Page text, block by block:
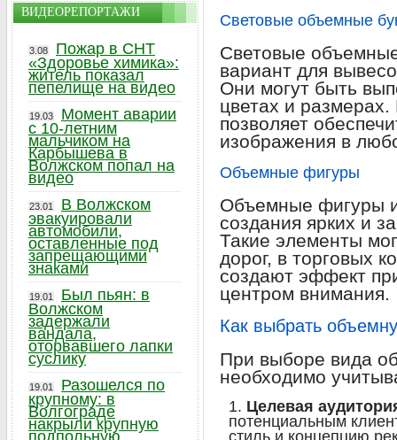
Световые объемные
Световые
вариант для
Они могут быть
цветах и
позволяет
изображения в
Объемные фигуры
Объемные фигуры
создания ярких и
Такие элементы
дорог, в торговых
создают эффект
центром внимания.
Как выбрать
При выборе вида
необходимо
Целевая
потенциальным
стиль и концепцию
ВИДЕОРЕПОРТАЖИ
3.08
Пожар в СНТ
«Здоровье химика»:
житель показал
пепелище на видео
19.03
Момент аварии
с 10-летним
мальчиком на
Карбышева в
Волжском попал на
видео
23.01
В Волжском
эвакуировали
автомобили,
оставленные под
запрещающими
знаками
19.01
Был пьян: в
Волжском
задержали
вандала,
оторвавшего лапки
суслику
19.01
Разошелся по
крупному: в
Волгограде
накрыли крупную
подпольную